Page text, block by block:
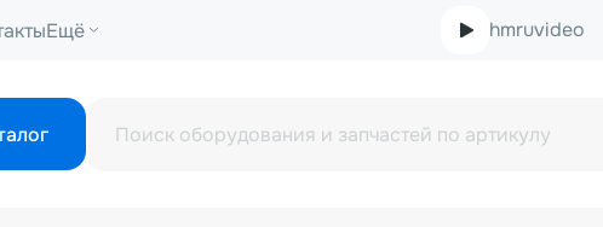
Ещё hmruvideo